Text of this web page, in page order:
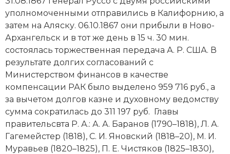
уполномоченными отправились в Калифорнию, а
затем на Аляску. 06.10.1867 они прибыли в Ново-
Архангельск и в тот же день в 15 ч. 30 мин.
состоялась торжественная передача А. Р. США. В
результате долгих согласований с
Министерством финансов в качестве
компенсации РАК было выделено 959 716 руб., а
за вычетом долгов казне и духовному ведомству
сумма сократилась до 311 197 руб. Главы
правительсвта Р. А.: А. А. Баранов (1790–1818), Л. А.
Гагемейстер (1818), С. И. Яновский (1818–20), М. И.
Муравьев (1820–1825), П. Е. Чистяков (1825–1830),